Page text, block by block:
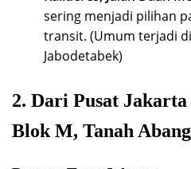
sering menjadi pilihan
transit. (Umum terjadi
Jabodetabek)
2. Dari Pusat
Blok M, Tanah